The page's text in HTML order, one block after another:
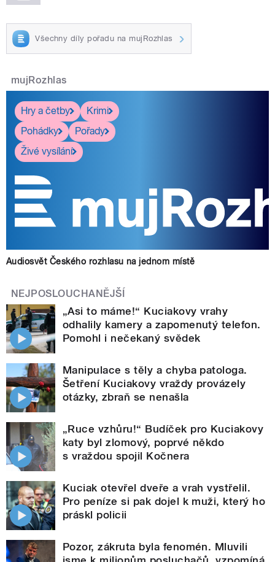
Všechny díly pořadu na mujRozhlas
mujRozhlas
Hry a četby
Krimi
Pohádky
Pořady
Živé vysílání
Audiosvět Českého rozhlasu na jednom místě
NEJPOSLOUCHANĚJŠÍ
„Asi to máme!“ Kuciakovy vrahy
odhalily kamery a zapomenutý telefon.
Pomohl i nečekaný svědek
Manipulace s těly a chyba patologa.
Šetření Kuciakovy vraždy provázely
otázky, zbraň se nenašla
„Ruce vzhůru!“ Budíček pro Kuciakovy
katy byl zlomový, poprvé někdo
s vraždou spojil Kočnera
Kuciak otevřel dveře a vrah vystřelil.
Pro peníze si pak dojel k muži, který ho
práskl policii
Pozor, zákruta byla fenomén. Mluvili